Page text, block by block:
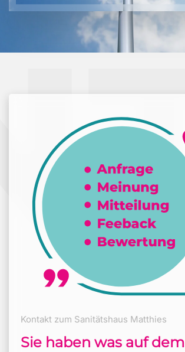
Kontakt zum Sanitätshaus Matthies
Sie haben was auf dem